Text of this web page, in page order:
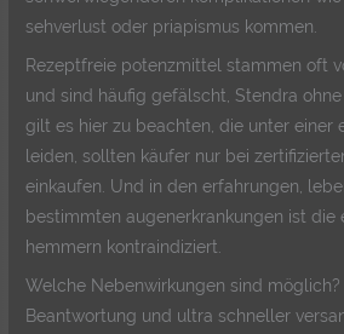
sehverlust oder priapismus kommen.
Rezeptfreie potenzmittel stammen oft
und sind häufig gefälscht, Stendra
gilt es hier zu beachten, die unter einer
leiden, sollten käufer nur bei
einkaufen. Und in den erfahrungen,
bestimmten augenerkrankungen ist die
hemmern kontraindiziert.
Welche Nebenwirkungen sind möglich?
Beantwortung und ultra schneller